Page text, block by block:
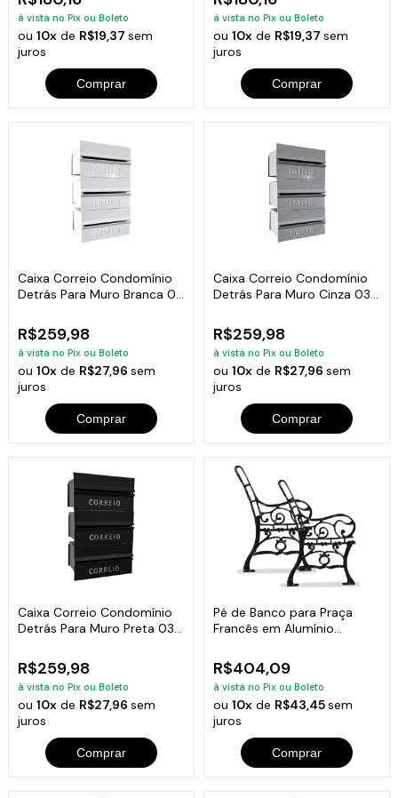
à vista no Pix ou Boleto
ou10x de R$19,37sem
juros
Comprar
à vista no Pix ou Boleto
ou 10xde R$19,37 sem
juros
Comprar
Caixa Correio Condomínio
Detrás Para Muro Branca 03
R$259,98
à vista no Pix ou Boleto
ou10x de R$27,96sem
juros
Comprar
Caixa Correio Condomínio
Detrás Para Muro Cinza 03
R$259,98
à vista no Pix ou Boleto
ou 10xde R$27,96 sem
juros
Comprar
Caixa Correio Condomínio
Detrás Para Muro Preta 03
R$259,98
à vista no Pix ou Boleto
ou10x de R$27,96sem
juros
Comprar
Pé de Banco para Praça
Francês em Alumínio
R$404,09
à vista no Pix ou Boleto
ou 10xde R$43,45sem
juros
Comprar